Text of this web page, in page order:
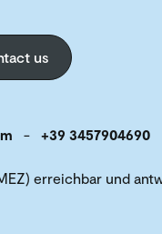
us
- +39 3457904690
erreichbar und